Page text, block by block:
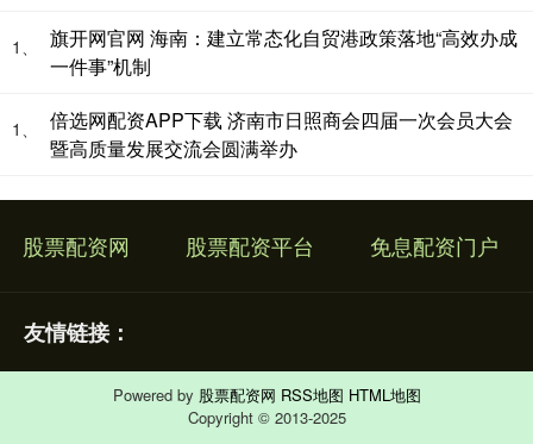
1、
旗开网官网 海南：建立常态化自贸港政策落地“高效办成
一件事”机制
1、
倍选网配资APP下载 济南市日照商会四届一次会员大会
暨高质量发展交流会圆满举办
股票配资网 股票配资平台 免息配资门户
友情链接：
Powered by 股票配资网 RSS地图 HTML地图
Copyright © 2013-2025